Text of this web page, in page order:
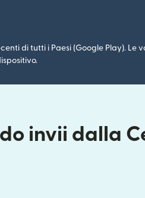
di tutti i Paesi (Google Play). Le
invii dalla